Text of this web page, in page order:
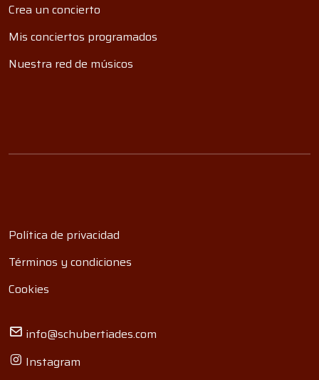
Crea un concierto
Mis conciertos programados
Nuestra red de músicos
Política de privacidad
Términos y condiciones
Cookies
info@schubertiades.com
Instagram